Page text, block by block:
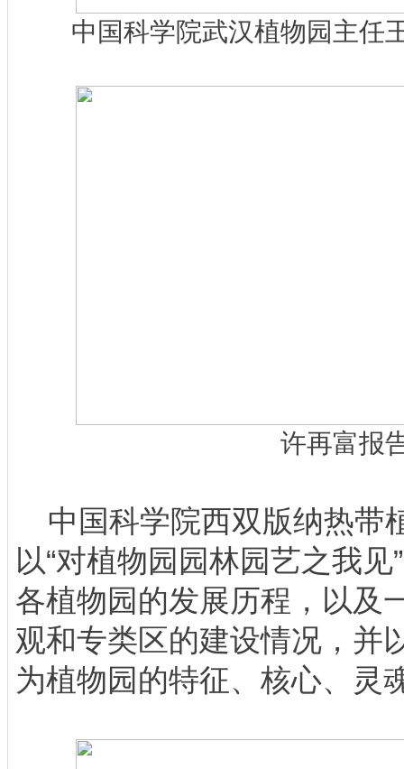
中国科学院武汉植物园主任
许再富报
中国科学院西双版纳热带
以“对植物园园林园艺之我
各植物园的发展历程，以及
观和专类区的建设情况，并
为植物园的特征、核心、灵